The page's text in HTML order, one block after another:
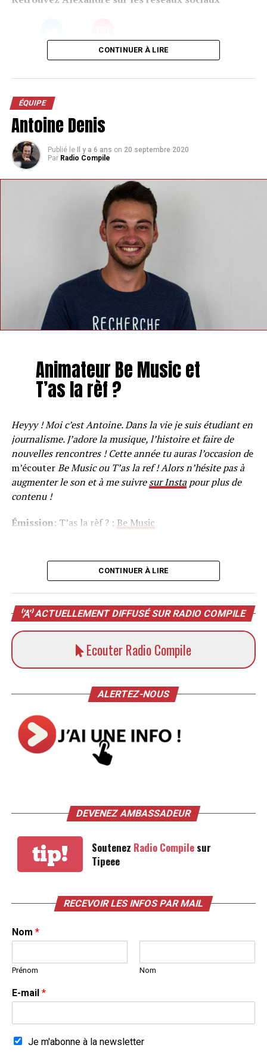
CONTINUER À LIRE
ÉQUIPE
Antoine Denis
Publié le Il y a 6 ans on 20 septembre 2020
Par Radio Compile
Animateur Be Music et
T’as la rèf ?
Heyyy ! Moi c’est Antoine. Dans la vie je suis étudiant en
journalisme. J’adore la musique, l’histoire et faire de
nouvelles rencontres ! Cette année tu auras l’occasion de
m’écouterBe Music ou T’as la ref ! Alors n’hésite pas à
augmenter le son et à me suivresur Instapour plus de
contenu !
Émission: T’as la rèf ? ; Be Music
CONTINUER À LIRE
ACTUELLEMENT DIFFUSÉ SUR RADIO COMPILE
Ecouter Radio Compile
ALERTEZ-NOUS
DEVENEZ AMBASSADEUR
tip! Soutenez Radio Compilesur
Tipeee
RECEVOIR LES INFOS PAR MAIL
Nom *
Prénom Nom
E-mail *
Je m'abonne à la newsletter